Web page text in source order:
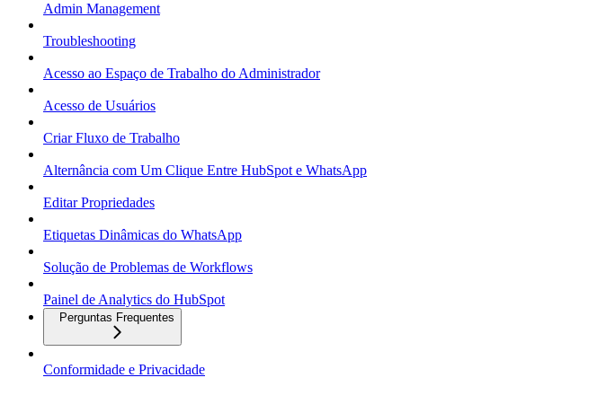
Admin Management
Troubleshooting
Acesso ao Espaço de Trabalho do Administrador
Acesso de Usuários
Criar Fluxo de Trabalho
Alternância com Um Clique Entre HubSpot e WhatsApp
Editar Propriedades
Etiquetas Dinâmicas do WhatsApp
Solução de Problemas de Workflows
Painel de Analytics do HubSpot
Perguntas Frequentes
Conformidade e Privacidade